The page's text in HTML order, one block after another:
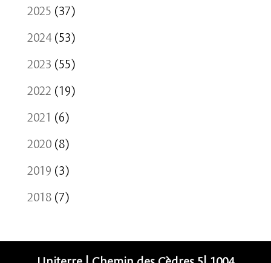
2025 (37)
2024(53)
2023 (55)
2022 (19)
2021 (6)
2020(8)
2019 (3)
2018(7)